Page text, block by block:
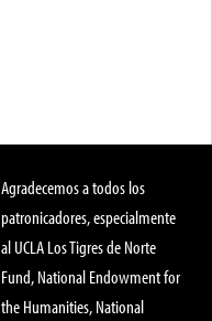
Agradecemos a todos los
patronicadores, especialmente
al UCLA Los Tigres de Norte
Fund, National Endowment for
the Humanities, National